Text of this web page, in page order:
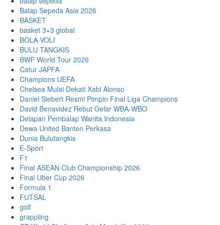
Balap Sepeda Asia 2026
BASKET
basket 3×3 global
BOLA VOLI
BULU TANGKIS
BWF World Tour 2026
Catur JAPFA
Champions UEFA
Chelsea Mulai Dekati Xabi Alonso
Daniel Siebert Resmi Pimpin Final Liga Champions
David Benavidez Rebut Gelar WBA-WBO
Delapan Pembalap Wanita Indonesia
Dewa United Banten Perkasa
Dunia Bulutangkis
E-Sport
F1
Final ASEAN Club Championship 2026
Final Uber Cup 2026
Formula 1
FUTSAL
golf
grappling